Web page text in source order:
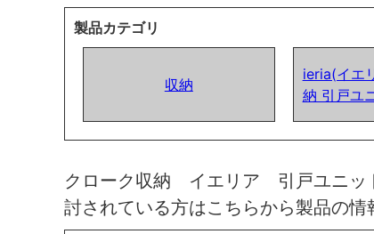
製品カテゴリ
収納
ieria(イエ
納 引戸ユ
クローク収納 イエリア 引戸ユニ
討されている方はこちらから製品の